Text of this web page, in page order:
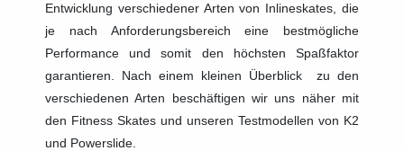
Entwicklung verschiedener Arten von Inlineskates, die
je nach Anforderungsbereich eine bestmögliche
Performance und somit den höchsten Spaßfaktor
garantieren. Nach einem kleinen Überblick
zu den
verschiedenen Arten beschäftigen wir uns näher mit
den Fitness Skates und unseren Testmodellen von K2
und Powerslide.